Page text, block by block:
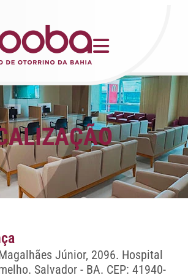
Júnior, 2096. Hospital
Salvador - BA. CEP: 41940-